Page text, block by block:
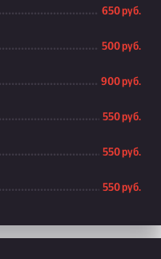
650 руб.
500 руб.
900 руб.
550 руб.
550 руб.
550 руб.